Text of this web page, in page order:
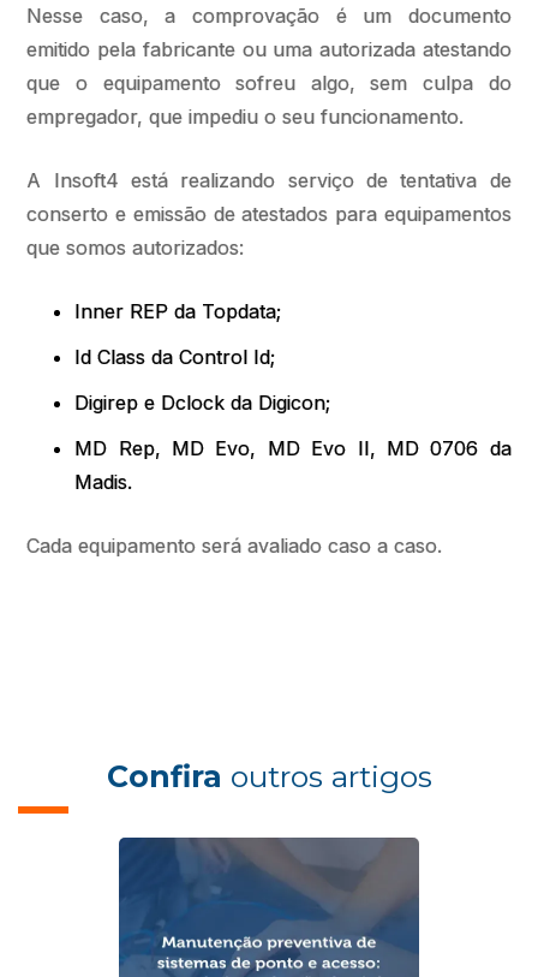
Nesse caso, a comprovação é um documento
emitido pela fabricante ou uma autorizada atestando
que o equipamento sofreu algo, sem culpa do
empregador, que impediu o seu funcionamento.
A Insoft4 está realizando serviço de tentativa de
conserto e emissão de atestados para equipamentos
que somos autorizados:
Inner REP da Topdata;
Id Class da Control Id;
Digirep e Dclock da Digicon;
MD Rep, MD Evo, MD Evo II, MD 0706 da
Madis.
Cada equipamento será avaliado caso a caso.
Confira outros artigos